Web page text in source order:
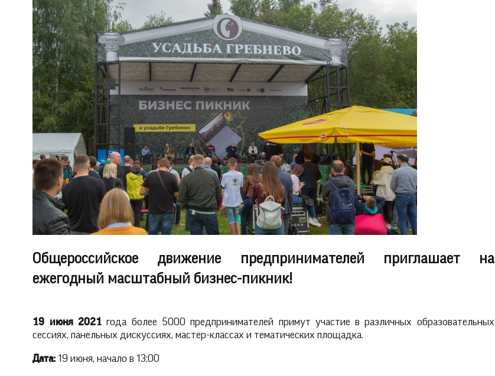
Общероссийское движение предпринимателей приглашает на
ежегодный масштабный бизнес-пикник!
19 июня 2021года более 5000 предпринимателей примут участие в различных образовательных
сессиях, панельных дискуссиях, мастер-классах и тематических площадка.
Дата: 19 июня, начало в 13:00